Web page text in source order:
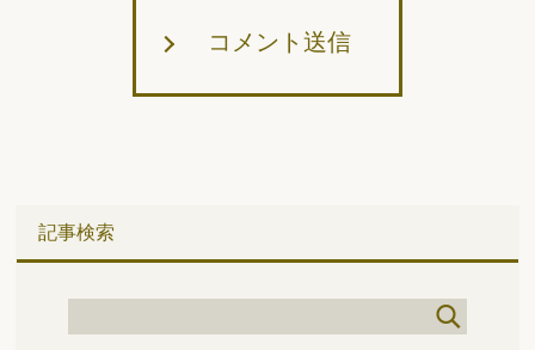
コメント送信
記事検索